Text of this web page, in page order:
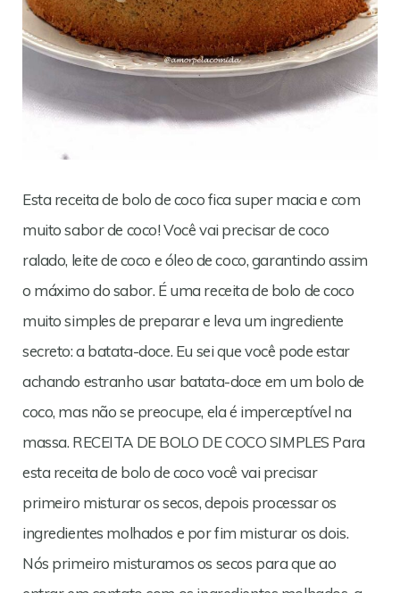
Esta receita de bolo de coco fica super macia e com
muito sabor de coco! Você vai precisar de coco
ralado, leite de coco e óleo de coco, garantindo assim
o máximo do sabor. É uma receita de bolo de coco
muito simples de preparar e leva um ingrediente
secreto: a batata-doce. Eu sei que você pode estar
achando estranho usar batata-doce em um bolo de
coco, mas não se preocupe, ela é imperceptível na
massa. RECEITA DE BOLO DE COCO SIMPLES Para
esta receita de bolo de coco você vai precisar
primeiro misturar os secos, depois processar os
ingredientes molhados e por fim misturar os dois.
Nós primeiro misturamos os secos para que ao